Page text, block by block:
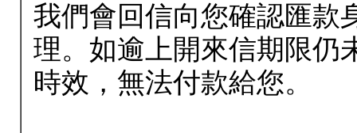
我們會回信向您確認匯款
理。如逾上開來信期限仍
時效，無法付款給您。